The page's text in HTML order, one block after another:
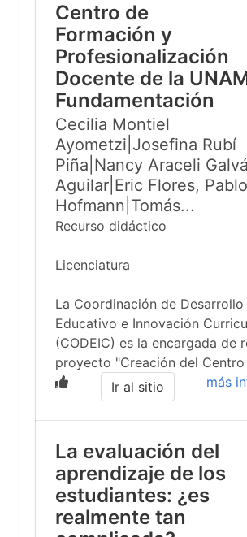
Centro de
Formación y
Profesionalización
Docente de la
Fundamentación
Cecilia Montiel
Ayometzi|Josefina Rubí
Piña|Nancy Araceli
Aguilar|Eric Flores, Pablo
Hofmann|Tomás...
Recurso didáctico
Licenciatura
La Coordinación de Desarrollo
Educativo e Innovación
(CODEIC) es la encargada de
proyecto "Creación del Centro
más
Ir al sitio
La evaluación del
aprendizaje de los
estudiantes: ¿es
realmente tan